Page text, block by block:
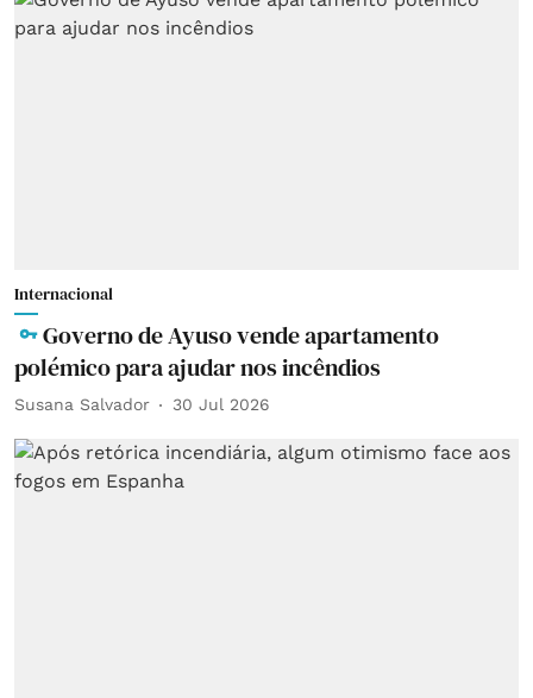
Internacional
Governo de Ayuso vende apartamento
polémico para ajudar nos incêndios
Susana Salvador 30 Jul 2026